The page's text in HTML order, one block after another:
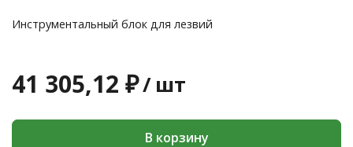
Инструментальный блок для лезвий
41 305,12 ₽/ шт
В корзину